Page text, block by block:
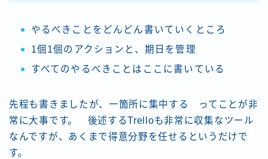
やるべきことをどんどん書いていくところ
1個1個のアクションと、期日を管理
すべてのやるべきことはここに書いている
先程も書きましたが、一箇所に集中する ってことが非
常に大事です。 後述するTrelloも非常に収集なツール
なんですが、あくまで得意分野を任せるというだけで
す。